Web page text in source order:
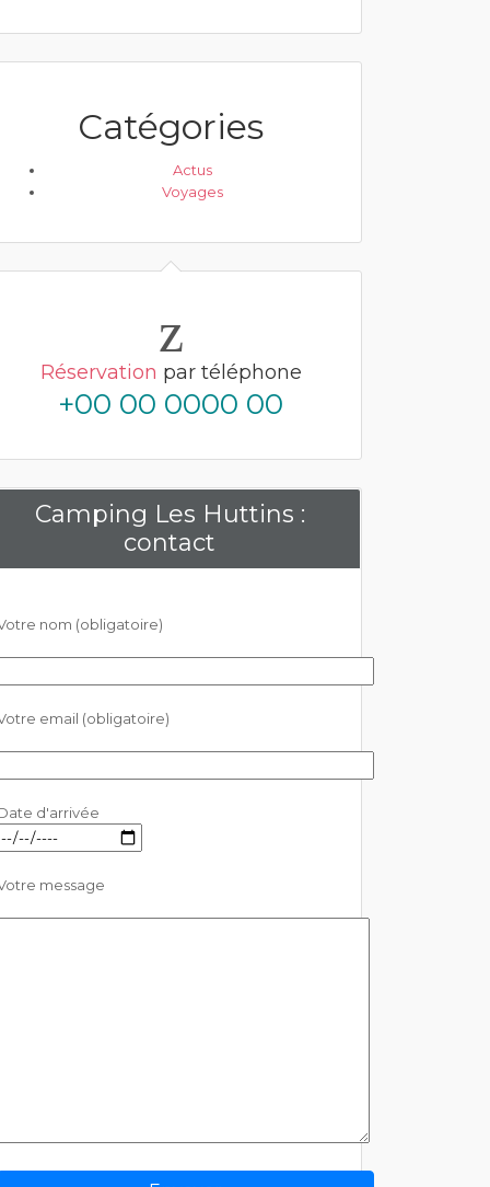
Catégories
Actus
Voyages
Réservation par téléphone
+00 00 0000 00
Camping Les Huttins :
contact
nom (obligatoire)
email (obligatoire)
d'arrivée
message